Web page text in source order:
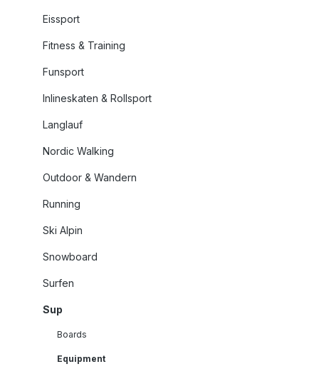
Eissport
Fitness & Training
Funsport
Inlineskaten & Rollsport
Langlauf
Nordic Walking
Outdoor & Wandern
Running
Ski Alpin
Snowboard
Surfen
Sup
Boards
Equipment